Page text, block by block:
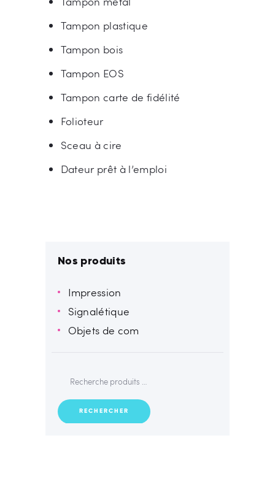
Tampon plastique
Tampon bois
Tampon EOS
Tampon carte de fidélité
Folioteur
Sceau à cire
Dateur prêt à l’emploi
Nos produits
Impression
Signalétique
Objets de com
RECHERCHER